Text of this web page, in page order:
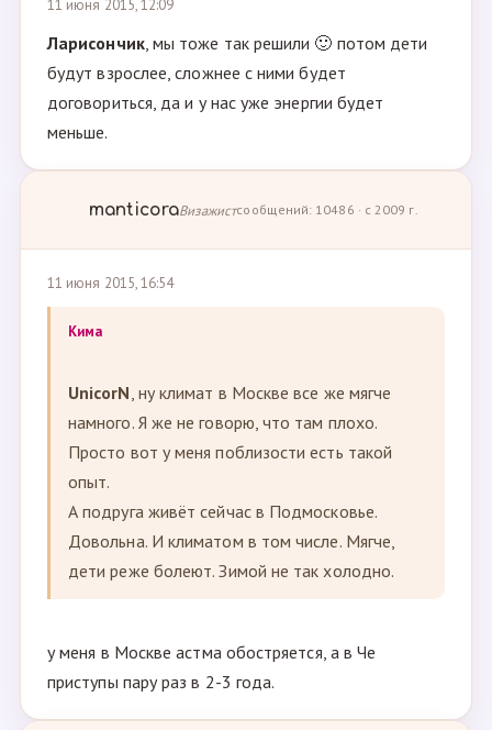
11 июня 2015, 12:09
Ларисончик, мы тоже так решили 🙂 потом дети
будут взрослее, сложнее с ними будет
договориться, да и у нас уже энергии будет
меньше.
manticoraВизажистсообщений: 10486 · с 2009 г.
11 июня 2015, 16:54
Кима
UnicorN, ну климат в Москве все же мягче
намного. Я же не говорю, что там плохо.
Просто вот у меня поблизости есть такой
опыт.
А подруга живёт сейчас в Подмосковье.
Довольна. И климатом в том числе. Мягче,
дети реже болеют. Зимой не так холодно.
у меня в Москве астма обостряется, а в Че
приступы пару раз в 2-3 года.